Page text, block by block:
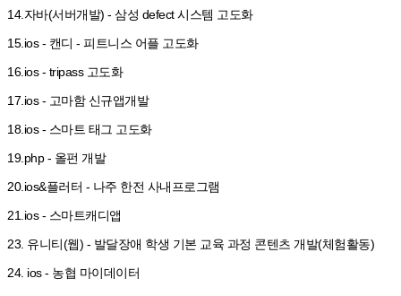
14.자바(서버개발) - 삼성 defect 시스템 고도화
15.ios - 캔디 - 피트니스 어플 고도화
16.ios - tripass 고도화
17.ios - 고마함 신규앱개발
18.ios - 스마트 태그 고도화
19.php - 올펀 개발
20.ios&플러터 - 나주 한전 사내프로그램
21.ios - 스마트캐디앱
23. 유니티(웹) - 발달장애 학생 기본 교육 과정 콘텐츠 개발(체험활동)
24. ios - 농협 마이데이터